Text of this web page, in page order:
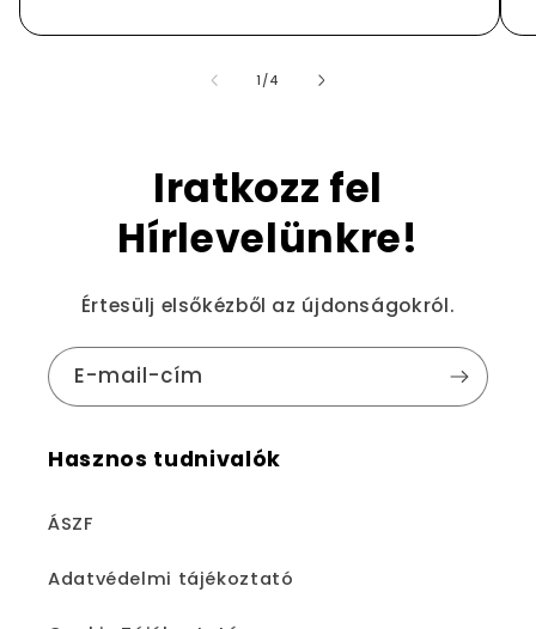
1 //4
Iratkozz fel
Hírlevelünkre!
Értesülj elsőkézből az újdonságokról.
E-mail-cím
Hasznos tudnivalók
ÁSZF
Adatvédelmi tájékoztató